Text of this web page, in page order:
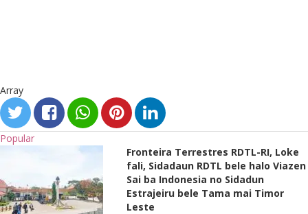
Array
Popular
Fronteira Terrestres RDTL-RI, Loke
fali, Sidadaun RDTL bele halo Viazen
Sai ba Indonesia no Sidadun
Estrajeiru bele Tama mai Timor
Leste